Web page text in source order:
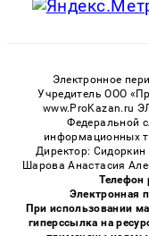
Электронное
Учредитель ООО
www.ProKazan.ru
Федеральной
информационных
Директор:
Шарова Анастасия
Телефон
Электронная
При использовании
гиперссылка на